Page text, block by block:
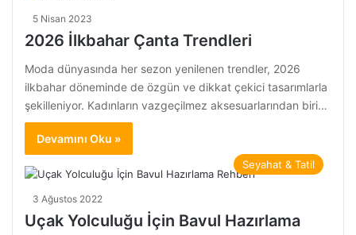
5 Nisan 2023
2026 İlkbahar Çanta Trendleri
Moda dünyasında her sezon yenilenen trendler, 2026
ilkbahar döneminde de özgün ve dikkat çekici tasarımlarla
şekilleniyor. Kadınların vazgeçilmez aksesuarlarından biri…
Devamını Oku »
Seyahat & Tatil
3 Ağustos 2022
Uçak Yolculuğu İçin Bavul Hazırlama